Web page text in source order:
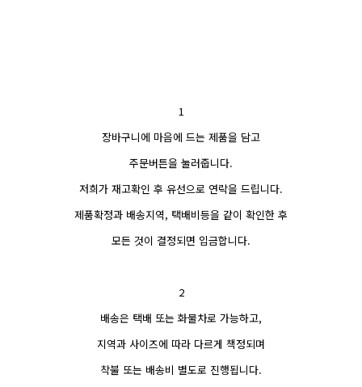
1
장바구니에 마음에 드는 제품을 담고
주문버튼을 눌러줍니다.
저희가 재고확인 후 유선으로 연락을 드립니다.
제품확정과 배송지역, 택배비등을 같이 확인한 후
모든 것이 결정되면 입금합니다.
2
배송은 택배 또는 화물차로 가능하고,
지역과 사이즈에 따라 다르게 책정되며
착불 또는 배송비 별도로 진행됩니다.